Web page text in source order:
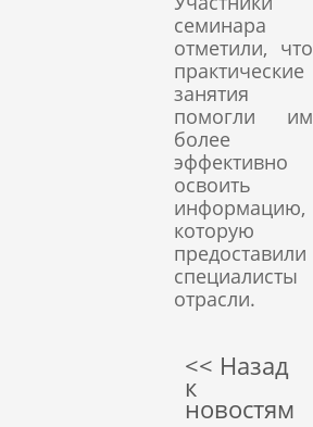
семинара
отметили, что
практические
занятия
помогли им
более
эффективно
освоить
информацию,
которую
предоставили
специалисты
отрасли.
<< Назад
к
новостям